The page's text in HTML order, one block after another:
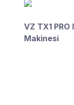
VZ TX1
Makinesi